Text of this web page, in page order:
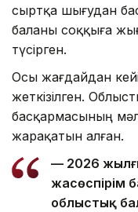
сыртқа шығудан
баланы соққыға
түсірген.
Осы жағдайдан
жеткізілген.
басқармасының
жарақатын алған.
— 2026
жасөспірім
облыстық